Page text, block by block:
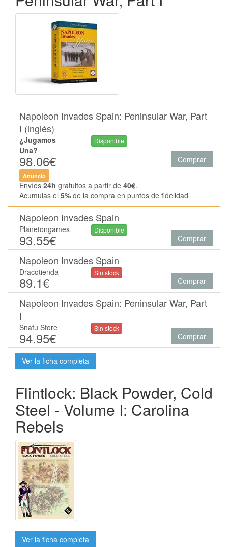
Napoleon Invades Spain: Peninsular War, Part
I (inglés)
¿Jugamos
Una?
98.06€
Disponible
Comprar
Anuncio
Envíos 24h gratuitos a partir de 40€.
Acumulas el 5% de la compra en puntos de fidelidad
Napoleon Invades Spain
Planetongames
93.55€
Disponible
Comprar
Napoleon Invades Spain
Dracotienda
89.1€
Sin stock
Comprar
Napoleon Invades Spain: Peninsular War, Part
I
Snafu Store
94.95€
Sin stock
Comprar
Ver la ficha completa
Flintlock: Black Powder, Cold
Steel - Volume I: Carolina
Rebels
Ver la ficha completa